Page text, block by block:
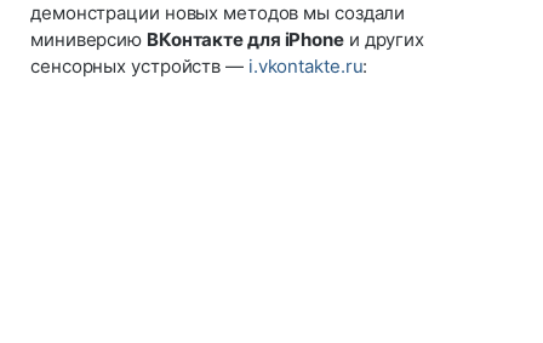
демонстрации новых методов мы создали
миниверсию ВКонтакте для iPhoneи других
сенсорных устройств — i.vkontakte.ru: